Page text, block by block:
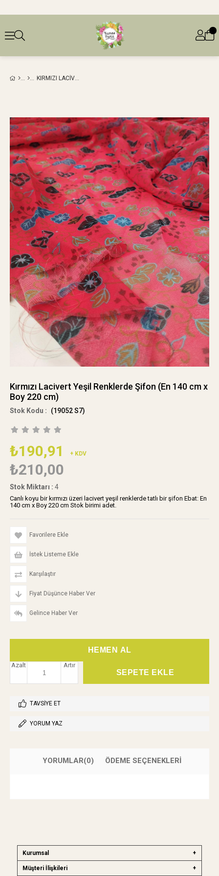
KIRMIZI LACIVERT YEŞIL RENKLERDE ŞIFON (EN 140 CM X BOY 220 CM)
Kırmızı Lacivert Yeşil Renklerde Şifon (En 140 cm x
Boy 220 cm)
(19052 S7)
₺190,91 + KDV
₺210,00
Stok Miktarı : 4
Canlı koyu bir kırmızı üzeri lacivert yeşil renklerde tatlı bir şifon Ebat: En
140 cm x Boy 220 cm Stok birimi adet.
Favorilere Ekle
İstek Listeme Ekle
Karşılaştır
Fiyat Düşünce Haber Ver
Gelince Haber Ver
Artır
Azalt
TAVSIYE ET
YORUM YAZ
YORUMLAR(0) ÖDEME SEÇENEKLERI
Kurumsal
Müşteri İlişkileri